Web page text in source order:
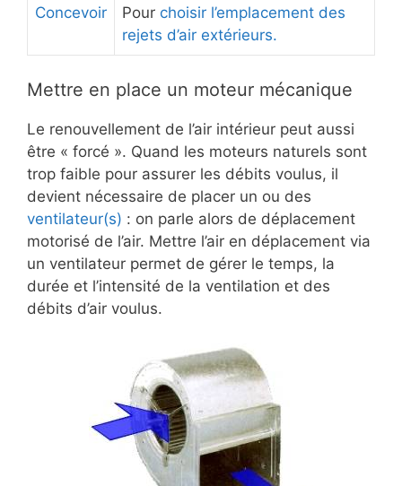
Concevoir Pour choisir l’emplacement des
rejets d’air extérieurs.
Mettre en place un moteur mécanique
Le renouvellement de l’air intérieur peut aussi
être « forcé ». Quand les moteurs naturels sont
trop faible pour assurer les débits voulus, il
devient nécessaire de placer un ou des
ventilateur(s) : on parle alors de déplacement
motorisé de l’air. Mettre l’air en déplacement via
un ventilateur permet de gérer le temps, la
durée et l’intensité de la ventilation et des
débits d’air voulus.